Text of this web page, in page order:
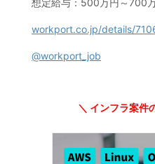
workport.co.jp/details/
@workport_job
＼ インフラ案件